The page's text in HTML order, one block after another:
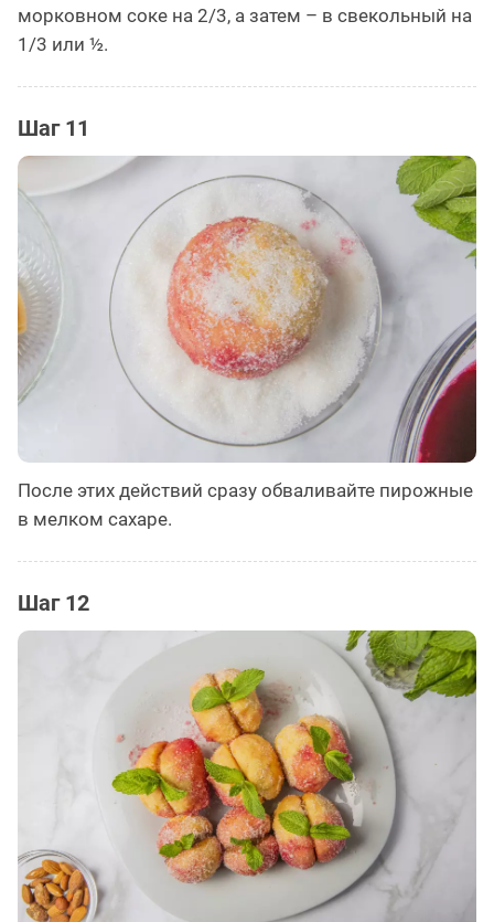
морковном соке на 2/3, а затем – в свекольный на
1/3 или ½.
Шаг 11
После этих действий сразу обваливайте пирожные
в мелком сахаре.
Шаг 12